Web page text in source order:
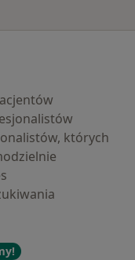
których